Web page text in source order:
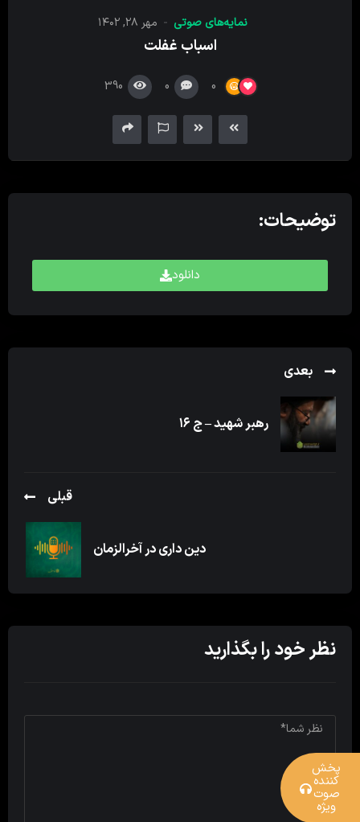
نمایه‌های صوتی مهر ۲۸, ۱۴۰۲
اسباب غفلت
0
0
390
توضیحات:
دانلود
بعدی
رهبر شهید – ج ۱۶
قبلی
دین داری در آخرالزمان
نظر خود را بگذارید
پخش
کننده
صوت
ویژه